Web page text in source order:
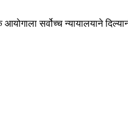
सर्वोच्च न्यायालयाने